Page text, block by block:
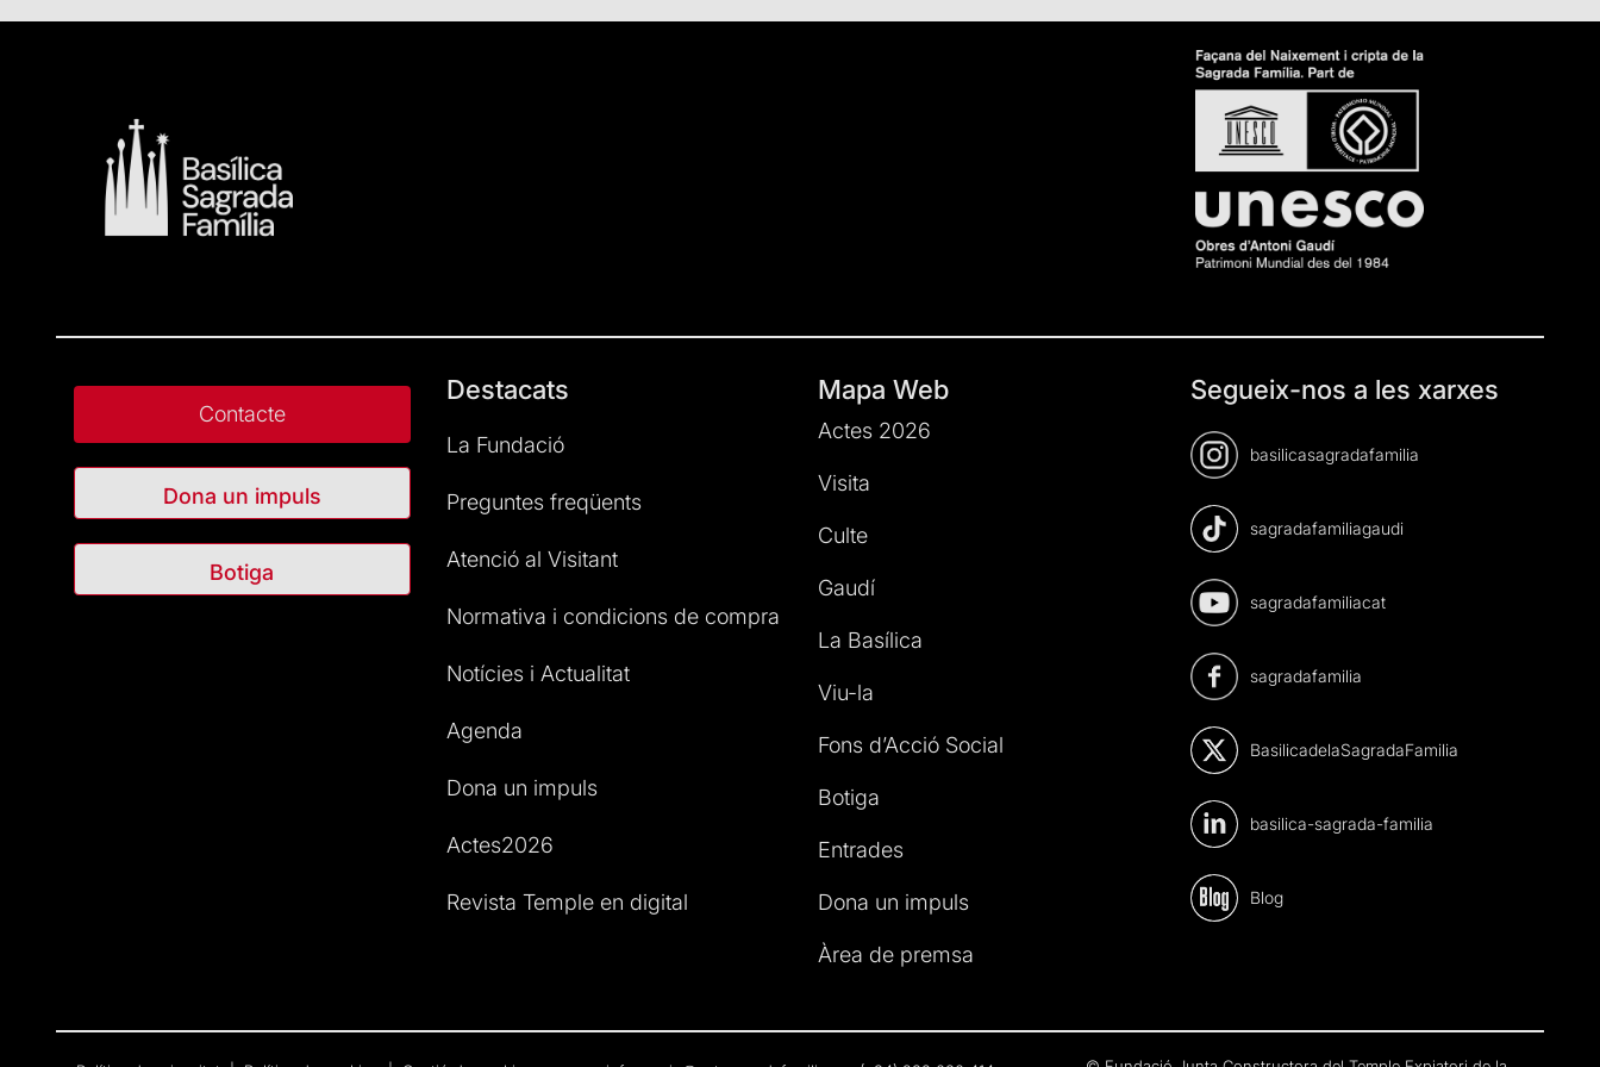
serveis addicionals està subjecta a la disponibilitat existent.
Contacte
Dona un impuls
Botiga
Destacats
La Fundació
Preguntes freqüents
Atenció al Visitant
Normativa i condicions de compra
Notícies i Actualitat
Agenda
Dona un impuls
Actes2026
Revista Temple en digital
Mapa Web
Actes 2026
Visita
Culte
Gaudí
La Basílica
Viu-la
Fons d’Acció Social
Botiga
Entrades
Dona un impuls
Àrea de premsa
Segueix-nos a les xarxes
basilicasagradafamilia
sagradafamiliagaudi
sagradafamiliacat
sagradafamilia
BasilicadelaSagradaFamilia
basilica-sagrada-familia
Blog